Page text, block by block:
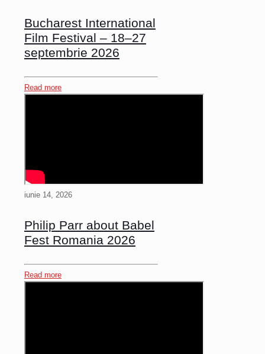
Bucharest International
Film Festival – 18–27
septembrie 2026
Read more
iunie 14, 2026
Philip Parr about Babel
Fest Romania 2026
Read more